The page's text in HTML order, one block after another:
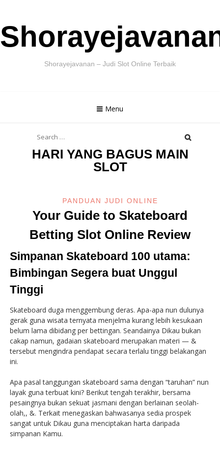
to
content
Shorayejavanan – Judi Slot Online Terbaik
Menu
for:
HARI YANG BAGUS MAIN
SLOT
PANDUAN JUDI ONLINE
Your Guide to Skateboard
Betting Slot Online Review
Simpanan Skateboard 100 utama:
Bimbingan Segera buat Unggul
Tinggi
Skateboard duga menggembung deras. Apa-apa nun dulunya
gerak guna wisata ternyata menjelma kurang lebih kesukaan
belum lama dibidang per bettingan. Seandainya Dikau bukan
cakap namun, gadaian skateboard merupakan materi — &
tersebut mengindra pendapat secara terlalu tinggi belakangan
ini.
Apa pasal tanggungan skateboard sama dengan “taruhan” nun
layak guna terbuat kini? Berikut tengah terakhir, bersama
pesaingnya bukan sekuat jasmani dengan berlainan seolah-
olah,, &. Terkait menegaskan bahwasanya sedia prospek
sangat untuk Dikau guna menciptakan harta daripada
simpanan Kamu.